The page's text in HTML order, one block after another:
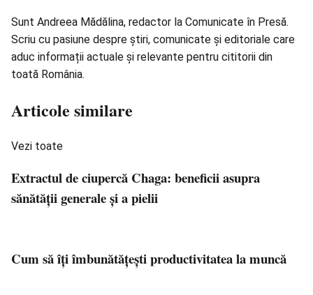
Sunt Andreea Mădălina, redactor la Comunicate în Presă.
Scriu cu pasiune despre știri, comunicate și editoriale care
aduc informații actuale și relevante pentru cititorii din
toată România.
Articole similare
Vezi toate
Extractul de ciupercă Chaga: beneficii asupra
sănătății generale și a pielii
Cum să îți îmbunătățești productivitatea la muncă